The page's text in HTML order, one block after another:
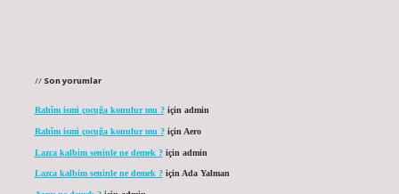
Son yorumlar
Rahîm ismi çocuğa konulur mu ?için admin
Rahîm ismi çocuğa konulur mu ?için Aero
Lazca kalbim seninle ne demek ?için admin
Lazca kalbim seninle ne demek ?için Ada Yalman